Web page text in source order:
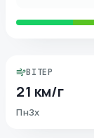
ВІТЕР
21 км/г
ПнЗх